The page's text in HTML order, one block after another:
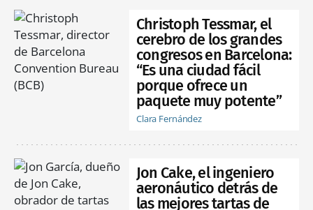
Christoph Tessmar, el
cerebro de los grandes
congresos en Barcelona:
“Es una ciudad fácil
porque ofrece un
paquete muy potente”
Clara Fernández
Jon Cake, el ingeniero
aeronáutico detrás de
las mejores tartas de